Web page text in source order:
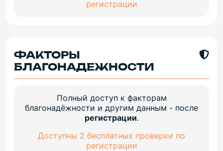
регистрации
ФАКТОРЫ
БЛАГОНАДЕЖНОСТИ
Полный доступ к факторам
благонадёжности и другим данным - после
регистрации.
Доступны 2 бесплатных проверки по
регистрации